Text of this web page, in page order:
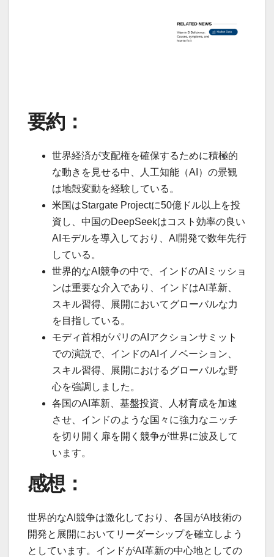
要約：
世界経済が支配権を確保するために積極的
な動きを見せる中、人工知能（AI）の景観
は地殻変動を経験している。
米国はStargate Projectに50億ドル以上を投
資し、中国のDeepSeekはコスト効率の良い
AIモデルを導入しており、AI開発で数年先行
している。
世界的なAI競争の中で、インドのAIミッショ
ンは重要な介入であり、インドはAI革新、
スキル習得、展開においてグローバルな力
を目指している。
モディ首相がパリのAIアクションサミット
での演説で、インドのAIイノベーション、
スキル習得、展開におけるグローバルな野
心を強調しました。
各国のAI革新、基盤投資、人材育成を加速
させ、インドのような国々に強力なニッチ
を切り開く扉を開く競争が世界に波及して
います。
感想：
世界的なAI競争は激化しており、各国がAI技術の
開発と展開においてリーダーシップを確立しよう
としています。インドがAI革新の中心地としての